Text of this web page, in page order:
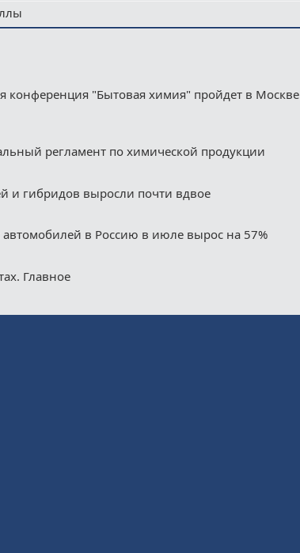
конференция "Бытовая химия" пройдет в Москве
регламент по химической продукции
и гибридов выросли почти вдвое
в Россию в июле вырос на 57%
Главное